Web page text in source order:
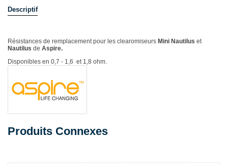
Descriptif
Résistances de remplacement pour les clearomiseurs Mini Nautilus et
Nautilus de Aspire.
Disponibles en 0,7 - 1,6 et 1,8 ohm.
Produits Connexes